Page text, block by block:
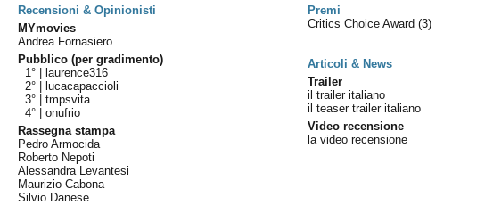
Recensioni & Opinionisti
Premi
MYmovies
Andrea Fornasiero
Pubblico (per gradimento)
1° |
laurence316
2° |
lucacapaccioli
3° |tmpsvita
4° |onufrio
Rassegna stampa
Pedro Armocida
Roberto Nepoti
Alessandra Levantesi
Maurizio Cabona
Silvio Danese
Critics Choice Award(3)
Articoli & News
Trailer
il trailer italiano
il teaser trailer italiano
Video recensione
la video recensione